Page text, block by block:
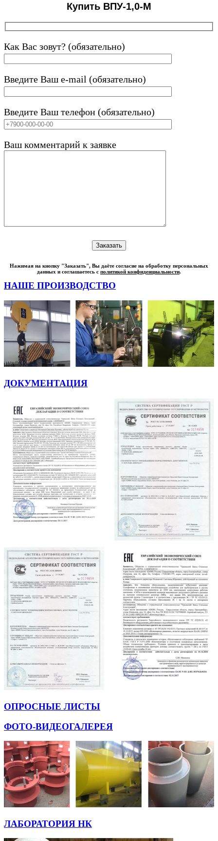
Купить ВПУ-1,0-М
Как Вас зовут? (обязательно)
Введите Ваш e-mail (обязательно)
Введите Ваш телефон (обязательно)
Ваш комментарий к заявке
Нажимая на кнопку "Заказать", Вы даёте согласие на обработку персональных
данных и соглашаетесь с политикой конфиденциальности.
НАШЕ ПРОИЗВОДСТВО
ДОКУМЕНТАЦИЯ
ОПРОСНЫЕ ЛИСТЫ
ФОТО-ВИДЕОГАЛЕРЕЯ
ЛАБОРАТОРИЯ НК